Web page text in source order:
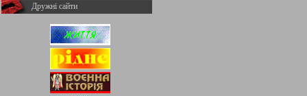
Дружні сайти